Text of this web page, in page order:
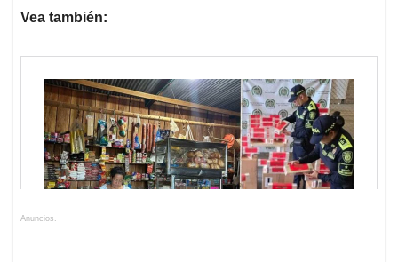
Vea también:
Anuncios.